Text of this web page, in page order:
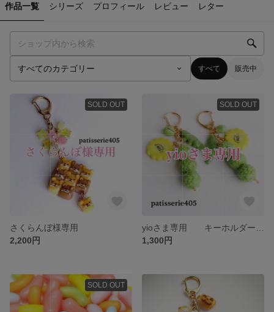
作品一覧 シリーズ プロフィール レビュー レター
すべて 販売中
SOLD OUT
さくらんぼ様専用
2,200円
SOLD OUT
1,300円
SOLD OUT